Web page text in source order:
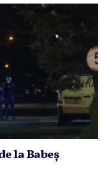
la Babeş